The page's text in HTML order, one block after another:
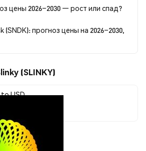
цены 2026–2030 — рост или спад?
(SNDK): прогноз цены на 2026–2030,
(SLINKY)
to USD
(SLINKY)